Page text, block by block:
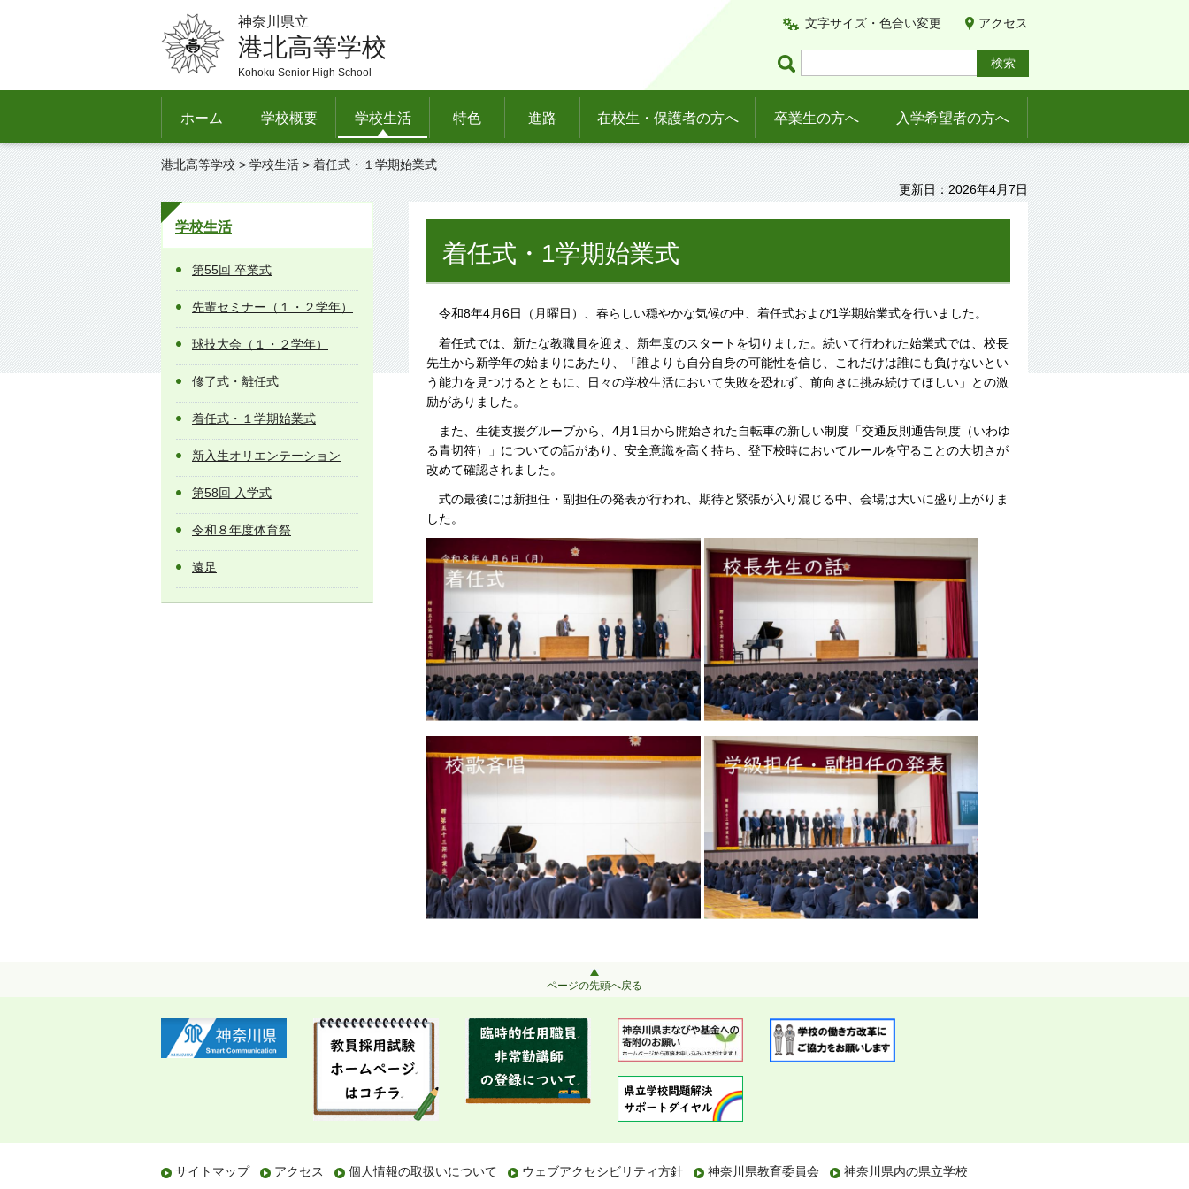
神奈川県立
港北高等学校
Kohoku Senior High School
文字サイズ・色合い変更 アクセス
ホーム 学校概要 学校生活 特色 進路 在校生・保護者の方へ 卒業生の方へ 入学希望者の方へ
港北高等学校 > 学校生活 > 着任式・１学期始業式
更新日：2026年4月7日
学校生活
第55回 卒業式
先輩セミナー（１・２学年）
球技大会（１・２学年）
修了式・離任式
着任式・１学期始業式
新入生オリエンテーション
第58回 入学式
令和８年度体育祭
遠足
着任式・1学期始業式
令和8年4月6日（月曜日）、春らしい穏やかな気候の中、着任式および1学期始業式を行いました。
着任式では、新たな教職員を迎え、新年度のスタートを切りました。続いて行われた始業式では、校長
先生から新学年の始まりにあたり、「誰よりも自分自身の可能性を信じ、これだけは誰にも負けないとい
う能力を見つけるとともに、日々の学校生活において失敗を恐れず、前向きに挑み続けてほしい」との激
励がありました。
また、生徒支援グループから、4月1日から開始された自転車の新しい制度「交通反則通告制度（いわゆ
る青切符）」についての話があり、安全意識を高く持ち、登下校時においてルールを守ることの大切さが
改めて確認されました。
式の最後には新担任・副担任の発表が行われ、期待と緊張が入り混じる中、会場は大いに盛り上がりま
した。
ページの先頭へ戻る
サイトマップ アクセス 個人情報の取扱いについて ウェブアクセシビリティ方針 神奈川県教育委員会 神奈川県内の県立学校